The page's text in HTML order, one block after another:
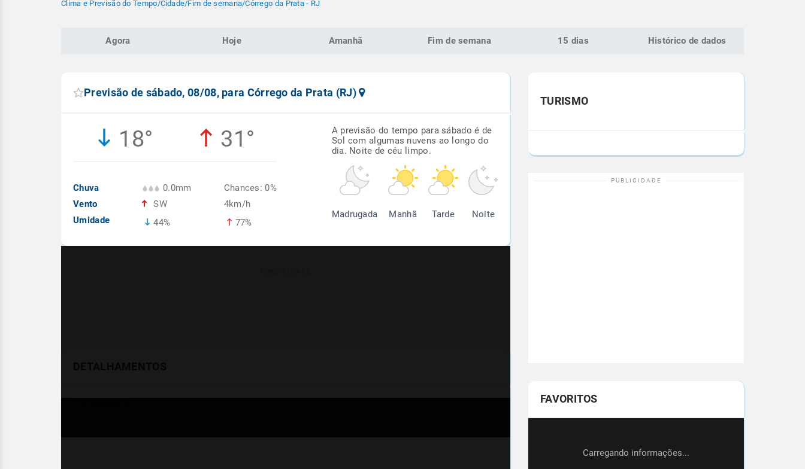
Clima e Previsão do Tempo/Cidade/Fim de semana/Córrego da Prata - RJ
Agora Hoje Amanhã Fim de semana 15 dias Histórico de dados
Previsão de sábado, 08/08, para Córrego da Prata (RJ)
18° 31°
Chuva
Vento
Umidade
0.0mm
SW
44%
Chances: 0%
4km/h
77%
A previsão do tempo para sábado é de
Sol com algumas nuvens ao longo do
dia. Noite de céu limpo.
Madrugada Manhã Tarde Noite
TURISMO
FAVORITOS